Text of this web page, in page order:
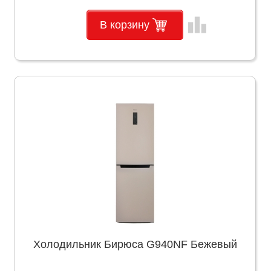
В корзину leaderboard
Холодильник Бирюса G940NF Бежевый